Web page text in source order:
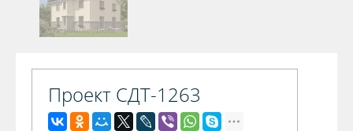
Проект СДТ-1263